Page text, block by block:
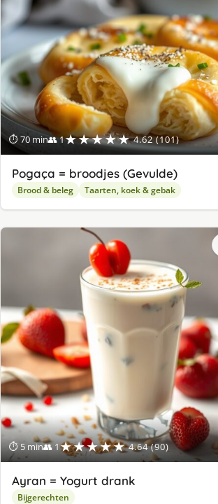
⏱ 70 min👥 1★★★★★ 4.62 (101)
Pogaça = broodjes (Gevulde)
Brood & beleg Taarten, koek & gebak
⏱ 5 min👥 1★★★★★ 4.64 (90)
Ayran = Yogurt drank
Bijgerechten